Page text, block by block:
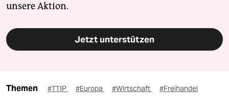
unsere Aktion.
Jetzt unterstützen
Themen #TTIP #Europa #Wirtschaft #Freihandel